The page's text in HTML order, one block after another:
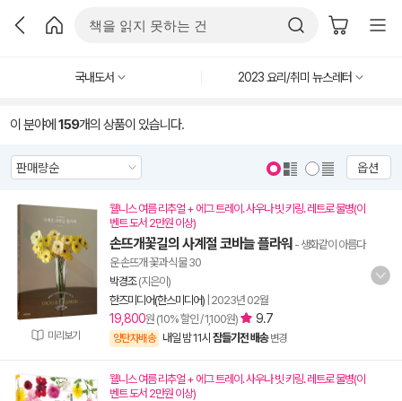
국내도서 2023 요리/취미 뉴스레터
이 분야에 159개의 상품이 있습니다.
옵션
미리보기
웰니스 여름 리추얼 + 에그 트레이. 사우나 빗 키링. 레트로 물병(이
벤트 도서 2만원 이상)
손뜨개꽃길의 사계절 코바늘 플라워 - 생화같이 아름다
운 손뜨개 꽃과 식물 30
박경조(지은이)
한즈미디어(한스미디어) 2023년 02월
19,800원 (10% 할인 / 1,100원) 9.7
양탄자배송 내일 밤 11시 잠들기전 배송 변경
웰니스 여름 리추얼 + 에그 트레이. 사우나 빗 키링. 레트로 물병(이
벤트 도서 2만원 이상)